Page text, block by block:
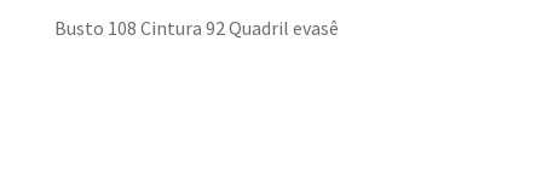
Busto 108 Cintura 92 Quadril evasê